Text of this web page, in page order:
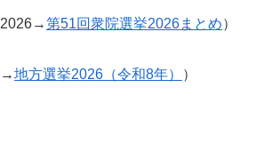
2026→第51回衆院選挙2026まとめ）
→地方選挙2026（令和8年） ）